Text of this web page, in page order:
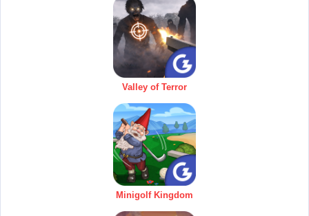
Valley of Terror
Minigolf Kingdom